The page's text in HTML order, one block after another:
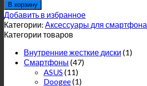
В корзину
Добавить в избранное
Категории: Аксессуары для смартфона
Категории товаров
Внутренние жесткие диски (1)
Смартфоны (47)
ASUS (11)
Doogee(1)